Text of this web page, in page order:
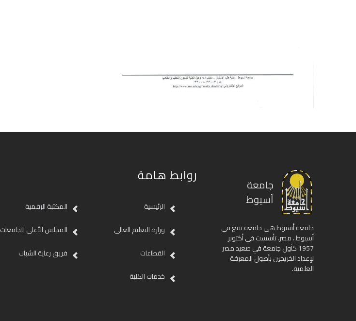
جامعة
أسيوط
جامعة أسيوط هي جامعة تقع في
أسيوط ، مصر. تأسست في أكتوبر
1957 كأول جامعة في صعيد مصر
لإعداد الخريجين بأصول المعرفة
العلمية.
روابط هامة
الرئيسية
المكتبة الرقمية
وزارة التعليم العالى
المجلس الأعلى للجامعات
القطاعات
فريق رعاية الشباب
خدمات الكلية